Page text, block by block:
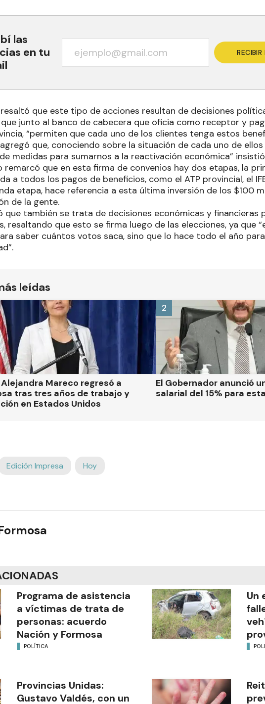
las
en tu
que este tipo de acciones resultan de decisiones
junto al banco de cabecera que oficia como receptor y
“permiten que cada uno de los clientes tenga estos
que, conociendo sobre la situación de cada uno de ellos
medidas para sumarnos a la reactivación económica”
remarcó que en esta firma de convenios hay dos etapas, la
a todos los pagos de beneficios, como el ATP provincial, el
etapa, hace referencia a esta última inversión de los $100
de la gente.
que también se trata de decisiones económicas y financieras
resaltando que esto se firma luego de las elecciones, ya que
saber cuántos votos saca, sino que lo hace todo el año
leídas
Mareco regresó a
tras tres años de trabajo y
en Estados Unidos
El Gobernador anunció
salarial del 15% para
2
Edición Impresa Hoy
Programa de asistencia
a víctimas de trata de
personas: acuerdo
Nación y Formosa
POLÍTICA
Un
Provincias Unidas:
Gustavo Valdés, con un